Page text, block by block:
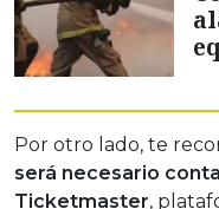
Por otro lado, te
será necesario
Ticketmaster,